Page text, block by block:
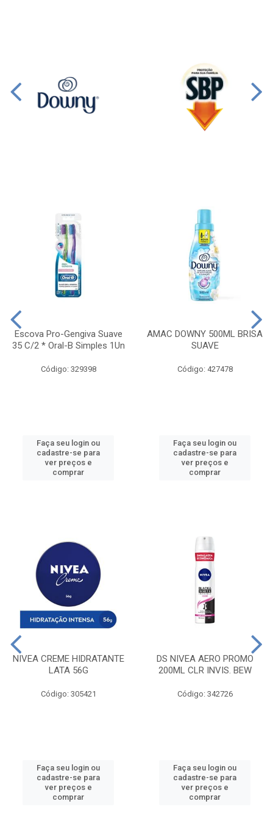
Escova Pro-Gengiva Suave
35 C/2 * Oral-B Simples 1Un
Código: 329398
Faça seu login ou
cadastre-se para
ver preços e
comprar
AMAC DOWNY 500ML BRISA
SUAVE
Código: 427478
Faça seu login ou
cadastre-se para
ver preços e
comprar
NIVEA CREME HIDRATANTE
LATA 56G
Código: 305421
Faça seu login ou
cadastre-se para
ver preços e
comprar
DS NIVEA AERO PROMO
200ML CLR INVIS. BEW
Código: 342726
Faça seu login ou
cadastre-se para
ver preços e
comprar